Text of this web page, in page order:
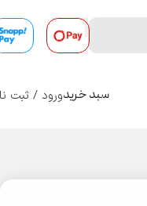
0
سبد خریدورود / ثبت